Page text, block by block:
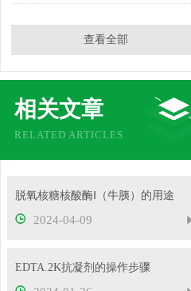
查看全部
相关文章
RELATED ARTICLES
脱氧核糖核酸酶Ⅰ（牛胰）的用途
2024-04-09
EDTA.2K抗凝剂的操作步骤